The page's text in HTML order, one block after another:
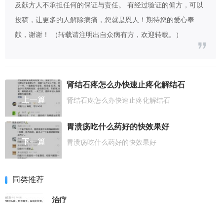
及献方人不承担任何的保证与责任。 有经过验证的偏方，可以
投稿，让更多的人解除病痛，您就是恩人！期待您的爱心奉
献，谢谢！ （转载请注明出自众病有方，欢迎转载。）
上一篇
肾结石疼怎么办快速止疼化解结石
肾结石疼怎么办快速止疼化解结石
下一篇
胃溃疡吃什么药好的快效果好
胃溃疡吃什么药好的快效果好
同类推荐
治疗